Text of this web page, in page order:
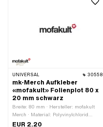
UNIVERSAL 30558
mk-Merch Aufkleber
«mofakult» Folienplot 80 x
20 mm schwarz
Breite: 80 mm · Hersteller: mofakult
Merch · Material: Polyvinylchlorid
(PVC) · Verwendungsort: Universal ·
EUR 2.20